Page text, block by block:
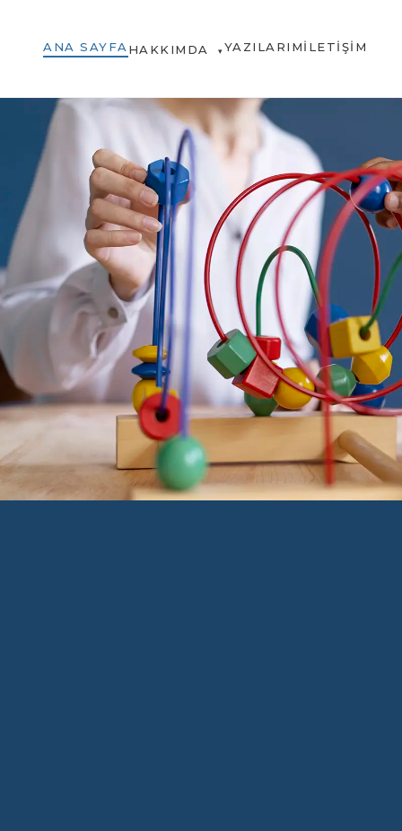
ANA SAYFA HAKKIMDA ▾YAZILARIMİLETIŞIM